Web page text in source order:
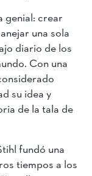
genial: crear
una sola
diario de los
Con una
su idea y
de la tala de
fundó una
tiempos a los